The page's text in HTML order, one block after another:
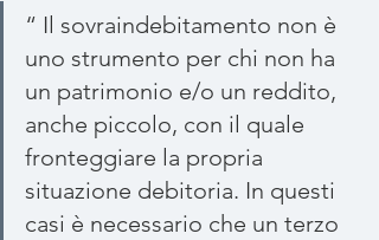
“ Il sovraindebitamento non è
uno strumento per chi non ha
un patrimonio e/o un reddito,
anche piccolo, con il quale
fronteggiare la propria
situazione debitoria. In questi
casi è necessario che un terzo